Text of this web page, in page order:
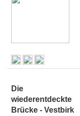
Die
wiederentdeckte
Brücke - Vestbirk